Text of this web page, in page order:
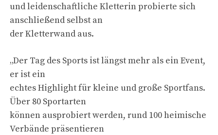
und leidenschaftliche Kletterin probierte sich
anschließend selbst an
der Kletterwand aus.
„Der Tag des Sports ist längst mehr als ein Event,
er ist ein
echtes Highlight für kleine und große Sportfans.
Über 80 Sportarten
können ausprobiert werden, rund 100 heimische
Verbände präsentieren